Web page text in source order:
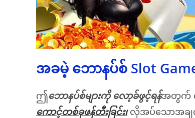
အခမဲ့ ဘောနပ်စ် Slot
ဤဘောနပ်စ်များကို လော့ခ်ဖွင့်ရန်အတွက် က
ကောင့်တစ်ခုဖန်တီးခြင်း၊လိုအပ်သောအချ